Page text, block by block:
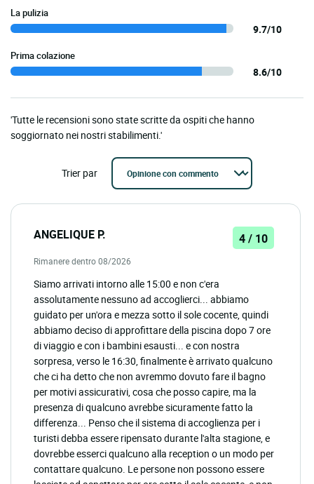
La pulizia
9.7/10
Prima colazione
8.6/10
'Tutte le recensioni sono state scritte da ospiti che hanno
soggiornato nei nostri stabilimenti.'
Trier par
ANGELIQUE P. 4 / 10
Rimanere dentro 08/2026
Siamo arrivati intorno alle 15:00 e non c'era
assolutamente nessuno ad accoglierci... abbiamo
guidato per un'ora e mezza sotto il sole cocente, quindi
abbiamo deciso di approfittare della piscina dopo 7 ore
di viaggio e con i bambini esausti... e con nostra
sorpresa, verso le 16:30, finalmente è arrivato qualcuno
che ci ha detto che non avremmo dovuto fare il bagno
per motivi assicurativi, cosa che posso capire, ma la
presenza di qualcuno avrebbe sicuramente fatto la
differenza... Penso che il sistema di accoglienza per i
turisti debba essere ripensato durante l'alta stagione, e
dovrebbe esserci qualcuno alla reception o un modo per
contattare qualcuno. Le persone non possono essere